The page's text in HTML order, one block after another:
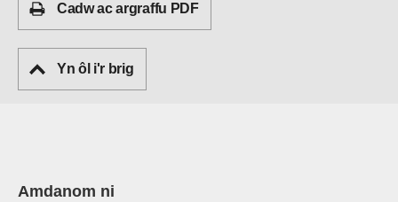
Cadw ac argraffu PDF
Yn ôl i'r brig
Amdanom ni